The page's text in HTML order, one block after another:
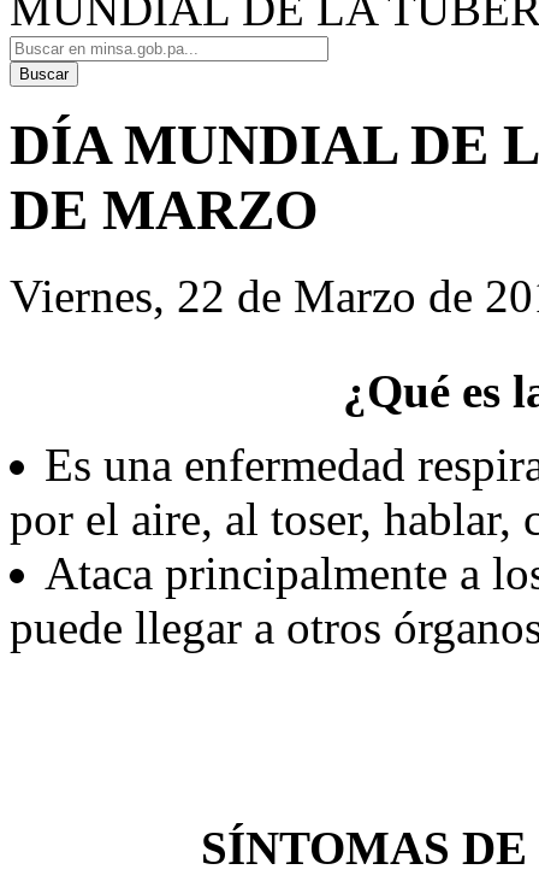
DÍA MUNDIAL DE
DE MARZO
Viernes, 22 de Marzo de
¿Qué es
Es una enfermedad
por el aire, al toser, hablar,
Ataca principalmente a
puede llegar a otros
SÍNTOMAS